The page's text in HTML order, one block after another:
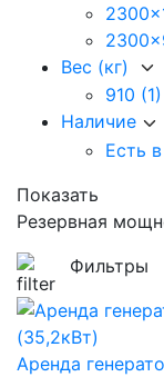
Вес (кг)
910 (1)
Наличие
Есть
Показать
Резервная
Фильтры
Аренда